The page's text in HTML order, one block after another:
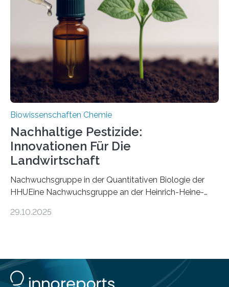
nun den Namen Cretosabethes primaevus. Dieser erste
fossile Nachweis einer Stechmückenlarve in Bernstein
stellt gleichzeitig den ersten Fossilfund einer
Mückenlarve aus dem Mesozoikum dar, denn…
Biowissenschaften Chemie
Nachhaltige Pestizide:
Innovationen Für Die
Landwirtschaft
Nachwuchsgruppe in der Quantitativen Biologie der
HHUEine Nachwuchsgruppe an der Heinrich-Heine-
fünf Jahren erforschen, wie Bakterien auf
Insektenblume. Das Bundesministerium für Forschung,
Technologie und Raumfahrt (BMFTR) fördert das
29.10.2025